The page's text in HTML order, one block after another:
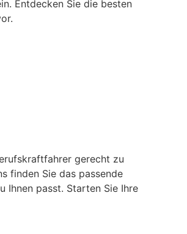
Entdecken Sie die besten
gerecht zu
finden Sie das passende
Ihnen passt. Starten Sie Ihre